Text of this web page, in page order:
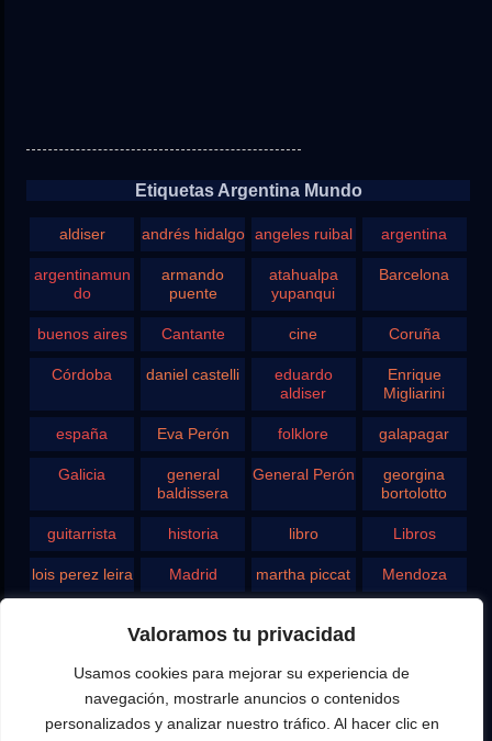
Valoramos tu privacidad
Usamos cookies para mejorar su experiencia de
navegación, mostrarle anuncios o contenidos
personalizados y analizar nuestro tráfico. Al hacer clic en
Etiquetas Argentina Mundo
aldiser andrés hidalgo angeles ruibal argentina
argentinamun
do
armando
puente
atahualpa
yupanqui
Barcelona
buenos aires Cantante cine Coruña
Córdoba daniel castelli
eduardo
aldiser
Enrique
Migliarini
españa Eva Perón folklore galapagar
Galicia
general
baldissera
General Perón
georgina
bortolotto
guitarrista historia libro Libros
lois perez leira Madrid martha piccat Mendoza
Rodolfo
Ghezzi
rosario san juan santa fe
Tango teatro television vigo